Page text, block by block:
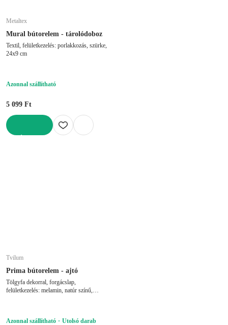
Metaltex
Mural bútorelem - tárolódoboz
Textil, felületkezelés: porlakkozás, szürke,
24x9 cm
Azonnal szállítható
5 099 Ft
Tvilum
Prima bútorelem - ajtó
Tölgyfa dekorral, forgácslap,
felületkezelés: melamin, natúr színű,
Azonnal szállítható Utolsó darab